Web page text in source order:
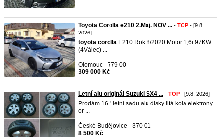
Toyota Corolla e210 2.Maj. NOV ... - TOP - [9.8.
2026]
toyota corolla E210 Rok:8/2020 Motor:1,6i 97KW
(4Válec) ...
Olomouc - 779 00
309 000 Kč
Letní alu originál Suzuki SX4 ... - TOP - [9.8. 2026]
Prodám 16 " letní sadu alu disky litá kola elektrony
or ...
České Budějovice - 370 01
8 500 Kč